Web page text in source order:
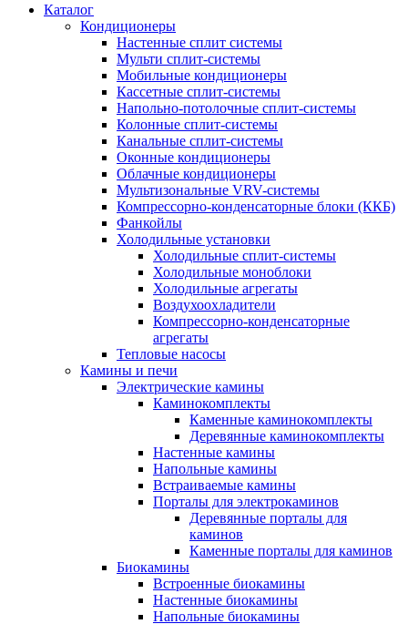
Каталог
Кондиционеры
Настенные сплит системы
Мульти сплит-системы
Мобильные кондиционеры
Кассетные сплит-системы
Напольно-потолочные сплит-системы
Колонные сплит-системы
Канальные сплит-системы
Оконные кондиционеры
Облачные кондиционеры
Мультизональные VRV-системы
Компрессорно-конденсаторные блоки (ККБ)
Фанкойлы
Холодильные установки
Холодильные сплит-системы
Холодильные моноблоки
Холодильные агрегаты
Воздухоохладители
Компрессорно-конденсаторные
агрегаты
Тепловые насосы
Камины и печи
Электрические камины
Каминокомплекты
Каменные каминокомплекты
Деревянные каминокомплекты
Настенные камины
Напольные камины
Встраиваемые камины
Порталы для электрокаминов
Деревянные порталы для
каминов
Каменные порталы для каминов
Биокамины
Встроенные биокамины
Настенные биокамины
Напольные биокамины